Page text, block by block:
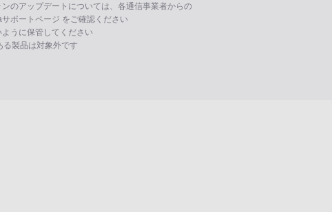
のアップデートについては、各通信事業者からの
ポートページ をご確認ください
うに保管してください
製品は対象外です